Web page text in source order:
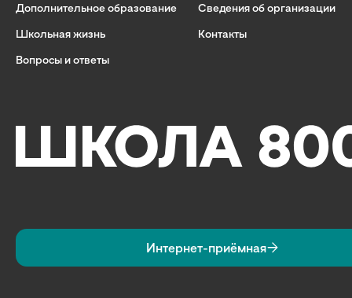
Дополнительное образование
Школьная жизнь
Вопросы и ответы
Сведения об организации
Контакты
Интернет-приёмная